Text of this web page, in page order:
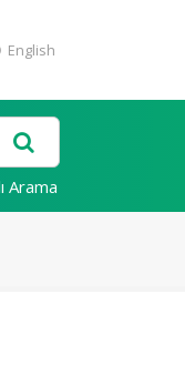
English
Arama